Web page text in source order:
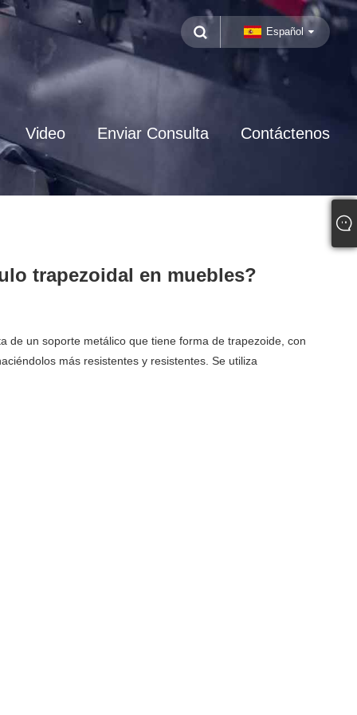
Español
Video Enviar Consulta Contáctenos
trapezoidal en muebles?
de un soporte metálico que tiene forma de trapezoide, con
más resistentes y resistentes. Se utiliza